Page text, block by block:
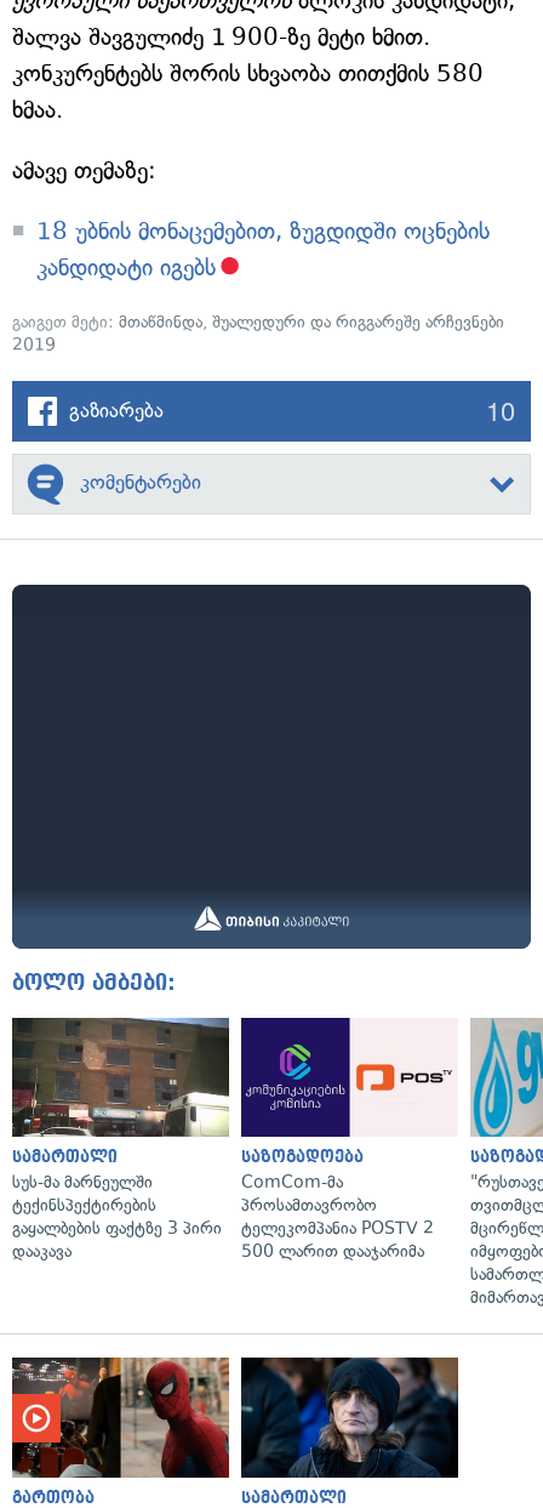
შალვა შავგულიძე 1 900-ზე მეტი ხმით.
კონკურენტებს შორის სხვაობა თითქმის 580
ხმაა.
ამავე თემაზე:
18 უბნის მონაცემებით, ზუგდიდში ოცნების
კანდიდატი იგებს
გაიგეთ მეტი: მთაწმინდა, შუალედური და რიგგარეშე არჩევნები
2019
გაზიარება 10
კომენტარები
ბოლო ამბები:
სამართალი
სუს-მა მარნეულში
ტექინსპექტირების
გაყალბების ფაქტზე 3 პირი
დააკავა
საზოგადოება
ComCom-მა
პროსამთავრობო
ტელეკომპანია POSTV 2
500 ლარით დააჯარიმა
გართობა სამართალი